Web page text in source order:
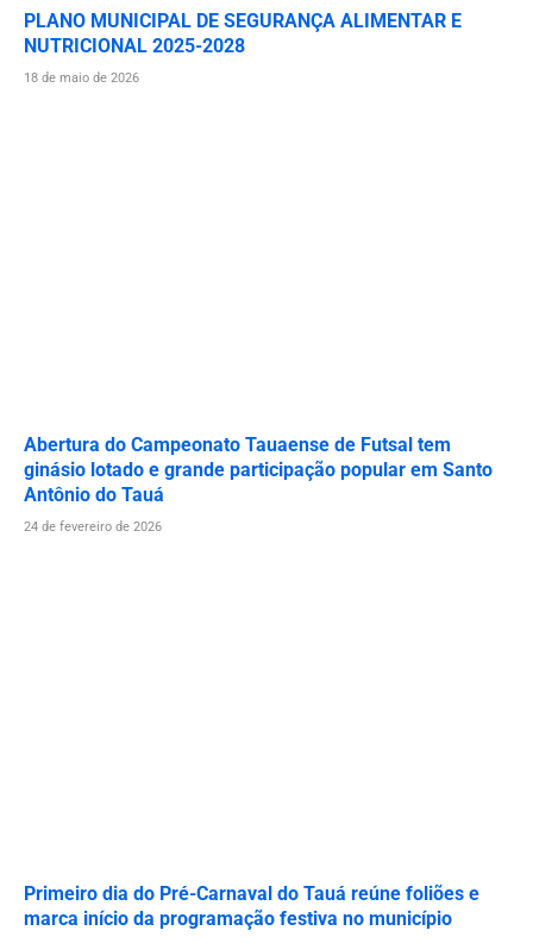
PLANO MUNICIPAL DE SEGURANÇA ALIMENTAR E
NUTRICIONAL 2025-2028
18 de maio de 2026
Abertura do Campeonato Tauaense de Futsal tem
ginásio lotado e grande participação popular em Santo
Antônio do Tauá
24 de fevereiro de 2026
Primeiro dia do Pré-Carnaval do Tauá reúne foliões e
marca início da programação festiva no município